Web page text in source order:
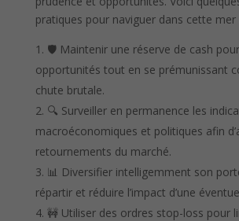
pratiques pour naviguer dans cette mer
🛡️ Maintenir une réserve de cash
opportunités tout en se prémunissant
chute brutale.
🔍 Surveiller en permanence les
macroéconomiques et politiques afin
retournements du marché.
📊 Diversifier intelligemment son
répartir et réduire l’impact d’une
🚧 Utiliser des ordres stop-loss pour